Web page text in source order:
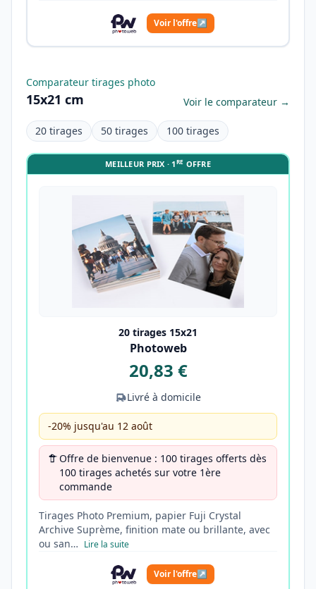
Voir l'offre↗
Comparateur tirages photo
15x21 cm Voir le comparateur →
20 tirages 50 tirages 100 tirages
MEILLEUR PRIX · 1RE OFFRE
20 tirages 15x21
Photoweb
20,83 €
Livré à domicile
-20% jusqu'au 12 août
Offre de bienvenue : 100 tirages offerts dès
100 tirages achetés sur votre 1ère
commande
Tirages Photo Premium, papier Fuji Crystal
Archive Suprème, finition mate ou brillante, avec
ou san… Lire la suite
Voir l'offre↗